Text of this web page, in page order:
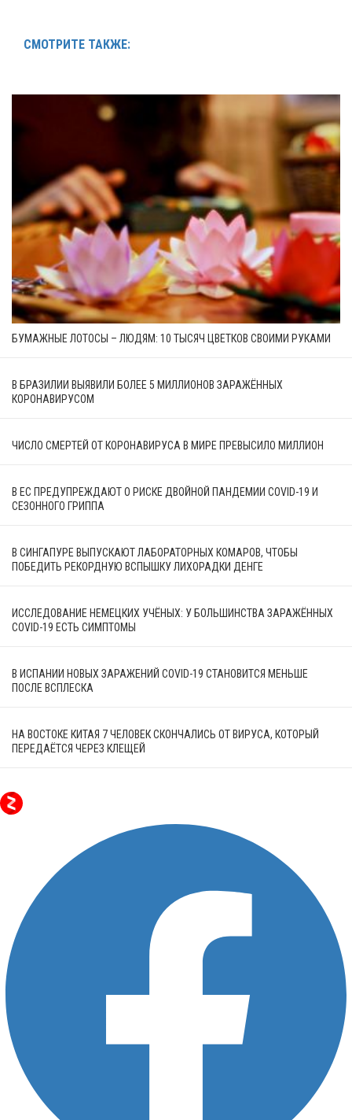
СМОТРИТЕ ТАКЖЕ:
БУМАЖНЫЕ ЛОТОСЫ – ЛЮДЯМ: 10 ТЫСЯЧ ЦВЕТКОВ СВОИМИ РУКАМИ
В БРАЗИЛИИ ВЫЯВИЛИ БОЛЕЕ 5 МИЛЛИОНОВ ЗАРАЖЁННЫХ
КОРОНАВИРУСОМ
ЧИСЛО СМЕРТЕЙ ОТ КОРОНАВИРУСА В МИРЕ ПРЕВЫСИЛО МИЛЛИОН
В ЕС ПРЕДУПРЕЖДАЮТ О РИСКЕ ДВОЙНОЙ ПАНДЕМИИ COVID-19 И
СЕЗОННОГО ГРИППА
В СИНГАПУРЕ ВЫПУСКАЮТ ЛАБОРАТОРНЫХ КОМАРОВ, ЧТОБЫ
ПОБЕДИТЬ РЕКОРДНУЮ ВСПЫШКУ ЛИХОРАДКИ ДЕНГЕ
ИССЛЕДОВАНИЕ НЕМЕЦКИХ УЧЁНЫХ: У БОЛЬШИНСТВА ЗАРАЖЁННЫХ
COVID-19 ЕСТЬ СИМПТОМЫ
В ИСПАНИИ НОВЫХ ЗАРАЖЕНИЙ COVID-19 СТАНОВИТСЯ МЕНЬШЕ
ПОСЛЕ ВСПЛЕСКА
НА ВОСТОКЕ КИТАЯ 7 ЧЕЛОВЕК СКОНЧАЛИСЬ ОТ ВИРУСА, КОТОРЫЙ
ПЕРЕДАЁТСЯ ЧЕРЕЗ КЛЕЩЕЙ